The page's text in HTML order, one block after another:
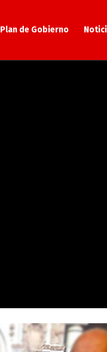
Plan de Gobierno